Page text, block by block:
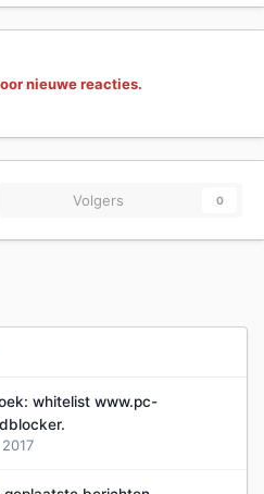
nieuwe reacties.
Volgers 0
whitelist www.pc-